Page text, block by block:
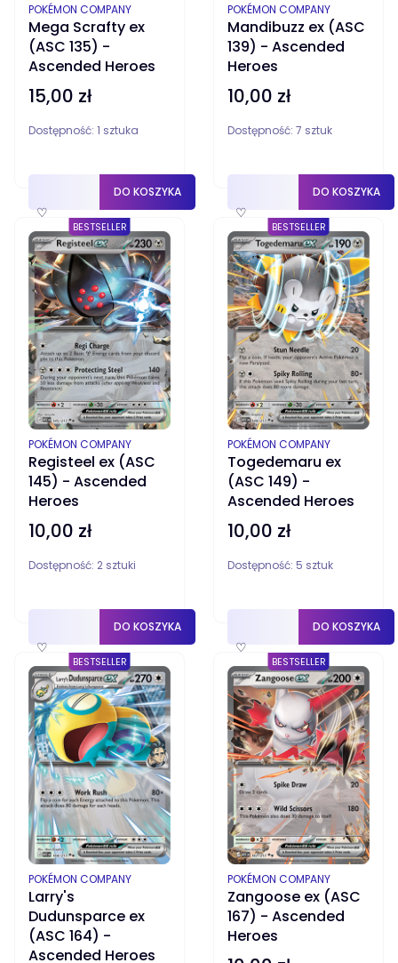
Mega Scrafty ex
(ASC 135) -
Ascended Heroes
PRODUCENT
POKÉMON COMPANY
Cena
15,00 zł
Dostępność: 1 sztuka
♡
DO KOSZYKA
Mandibuzz ex (ASC
139) - Ascended
Heroes
PRODUCENT
POKÉMON COMPANY
Cena
10,00 zł
Dostępność: 7 sztuk
♡
DO KOSZYKA
BESTSELLER
Registeel ex (ASC
145) - Ascended
Heroes
PRODUCENT
POKÉMON COMPANY
Cena
10,00 zł
Dostępność: 2 sztuki
♡
DO KOSZYKA
BESTSELLER
Togedemaru ex
(ASC 149) -
Ascended Heroes
PRODUCENT
POKÉMON COMPANY
Cena
10,00 zł
Dostępność: 5 sztuk
♡
DO KOSZYKA
BESTSELLER
Larry's
Dudunsparce ex
(ASC 164) -
Ascended Heroes
PRODUCENT
POKÉMON COMPANY
BESTSELLER
Zangoose ex (ASC
167) - Ascended
Heroes
PRODUCENT
POKÉMON COMPANY